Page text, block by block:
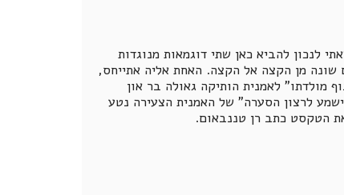
לנכון להביא כאן שתי דוגמאות מנוגדות
שונה מן הקצה אל הקצה. האחת אליה אתייחס,
מולדתו" לאמנית הותיקה גאולה בר און
לרצון הסערה" של האמנית הצעירה נטע
הטקסט כתב רן טננבאום.